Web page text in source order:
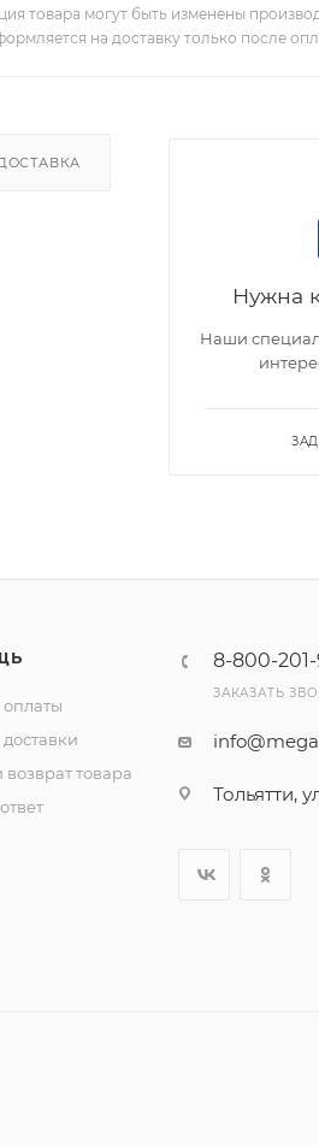
товара могут быть изменены
на доставку только после
Нужна
Наши
оплаты
товара
8-800-
ЗАКАЗАТЬ
Тольятти,